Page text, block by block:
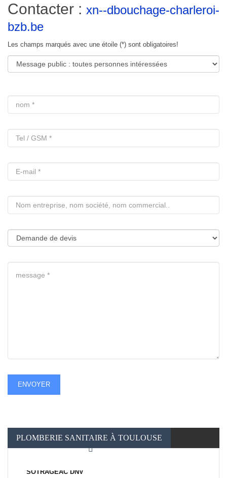
Contacter : xn--dbouchage-charleroi-
bzb.be
Les champs marqués avec une étoile (*) sont obligatoires!
ENVOYER
PLOMBERIE SANITAIRE À TOULOUSE
SOTRAGEAC DNV